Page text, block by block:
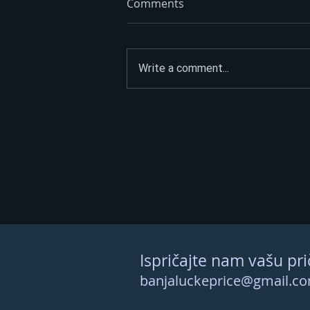
Comments
Write a comment...
Ispričajte nam vašu